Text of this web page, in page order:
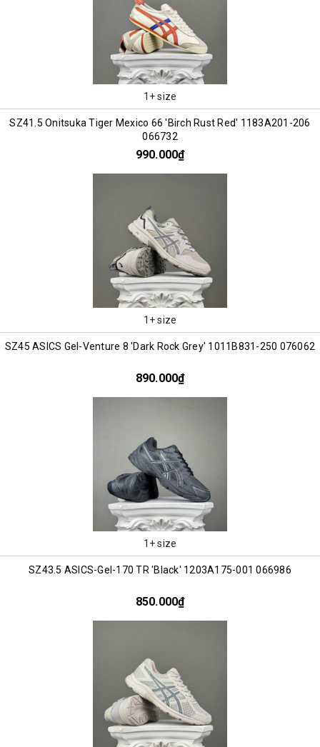
1+ size
SZ41.5 Onitsuka Tiger Mexico 66 'Birch Rust Red' 1183A201-206
066732
990.000₫
1+ size
SZ45 ASICS Gel-Venture 8 'Dark Rock Grey' 1011B831-250 076062
890.000₫
1+ size
SZ43.5 ASICS-Gel-170 TR 'Black' 1203A175-001 066986
850.000₫